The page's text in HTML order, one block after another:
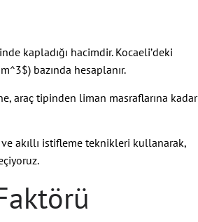
kapladığı hacimdir. Kocaeli’deki
) bazında hesaplanır.
araç tipinden liman masraflarına kadar
akıllı istifleme teknikleri kullanarak,